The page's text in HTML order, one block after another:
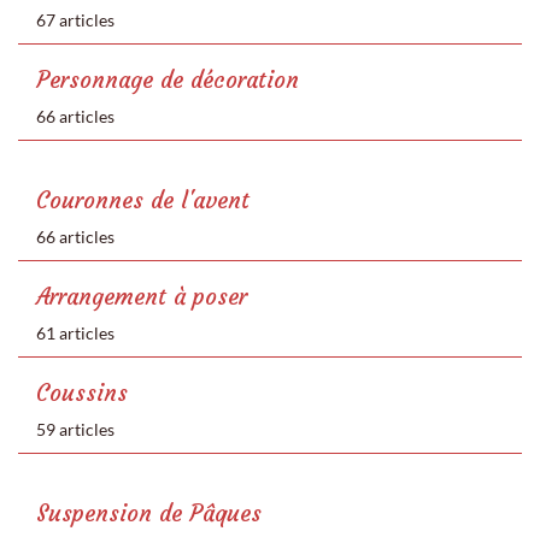
67 articles
Personnage de décoration
66 articles
Couronnes de l'avent
66 articles
Arrangement à poser
61 articles
Coussins
59 articles
Suspension de Pâques